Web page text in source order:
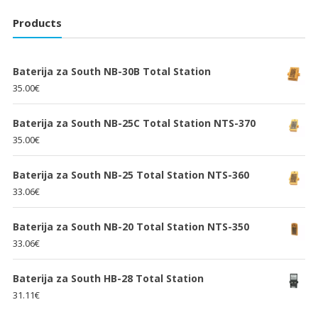
Products
Baterija za South NB-30B Total Station
35.00€
Baterija za South NB-25C Total Station NTS-370
35.00€
Baterija za South NB-25 Total Station NTS-360
33.06€
Baterija za South NB-20 Total Station NTS-350
33.06€
Baterija za South HB-28 Total Station
31.11€